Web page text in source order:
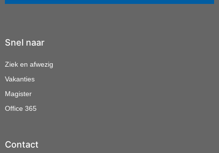
Snel naar
Ziek en afwezig
Vakanties
Magister
Office 365
Contact